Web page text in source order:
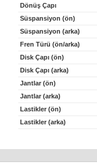
Dönüş Çapı
Süspansiyon (ön)
Süspansiyon (arka)
Fren Türü (ön/arka)
Disk Çapı (ön)
Disk Çapı (arka)
Jantlar (ön)
Jantlar (arka)
Lastikler (ön)
Lastikler (arka)